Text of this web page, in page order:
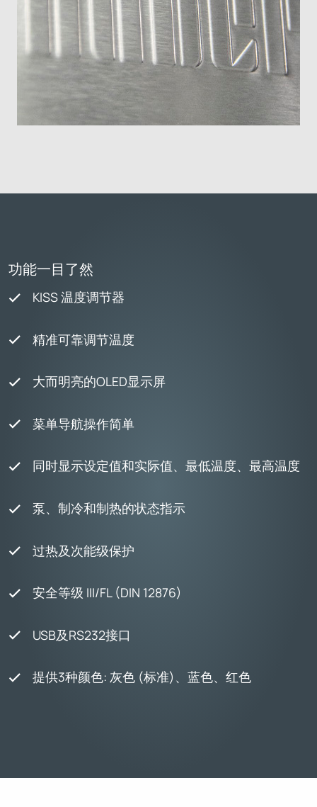
功能一目了然
KISS 温度调节器
精准可靠调节温度
大而明亮的OLED显示屏
菜单导航操作简单
同时显示设定值和实际值、最低温度、最高温度
泵、制冷和制热的状态指示
过热及次能级保护
安全等级 III/FL (DIN 12876)
USB及RS232接口
提供3种颜色: 灰色 (标准)、蓝色、红色